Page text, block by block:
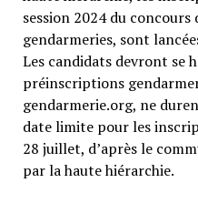
session 2024 du concours
gendarmeries, sont
Les candidats devront se
préinscriptions
gendarmerie.org, ne
date limite pour les
28 juillet, d’après le
par la haute hiérarchie.